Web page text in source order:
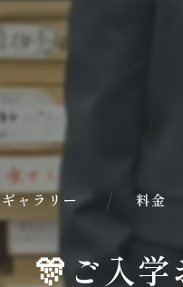
ギャラリー 料金
🎊ご入